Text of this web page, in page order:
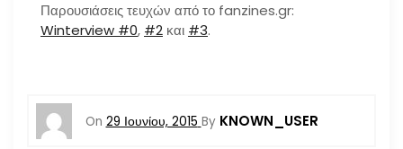
Παρουσιάσεις τευχών από το fanzines.gr:
Winterview #0, #2 και #3.
On 29 Ιουνίου, 2015 By KNOWN_USER